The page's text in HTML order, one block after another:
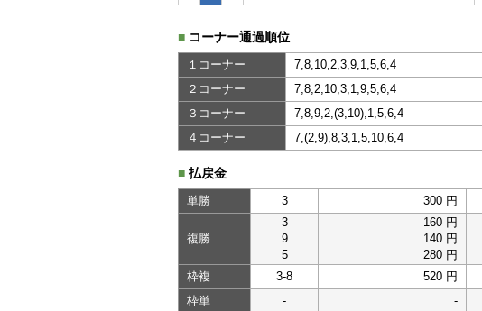
■ コーナー通過順位
１コーナー
7,8,10,2,3,9,1,5,6,4
２コーナー
7,8,2,10,3,1,9,5,6,4
３コーナー
7,8,9,2,(3,10),1,5,6,4
４コーナー
7,(2,9),8,3,1,5,10,6,4
■ 払戻金
単勝 3 300 円
複勝
3
9
5
160 円
140 円
280 円
枠複
3-8 520 円
枠単
- -